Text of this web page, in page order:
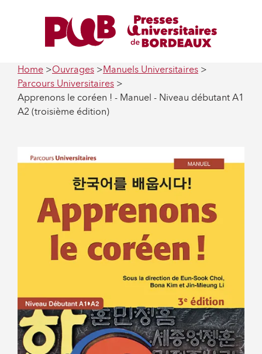
Home Ouvrages
Manuels Universitaires
Parcours Universitaires
Apprenons le coréen ! - Manuel - Niveau débutant A1
A2 (troisième édition)